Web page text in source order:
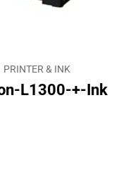
PRINTER & INK
L1300-+-Ink